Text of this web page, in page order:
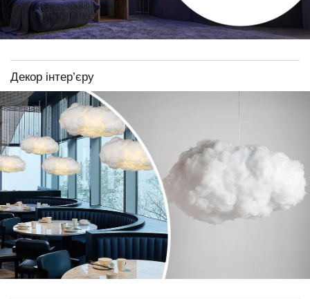
Декор інтер’єру